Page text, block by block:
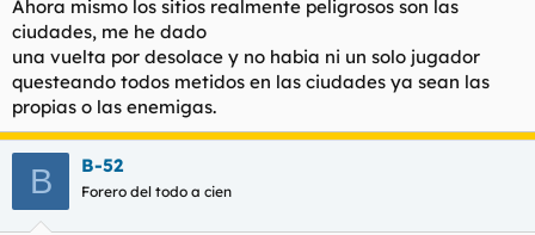
Ahora mismo los sitios realmente peligrosos son las
ciudades, me he dado
una vuelta por desolace y no habia ni un solo jugador
questeando todos metidos en las ciudades ya sean las
propias o las enemigas.
B B-52
Forero del todo a cien